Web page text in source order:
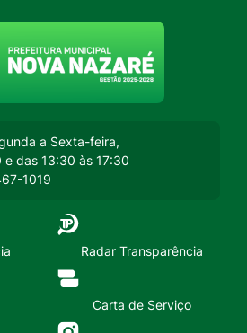
menu principal
a Sexta-feira,
e das 13:30 às 17:30
1019
Radar Transparência
Carta de Serviço